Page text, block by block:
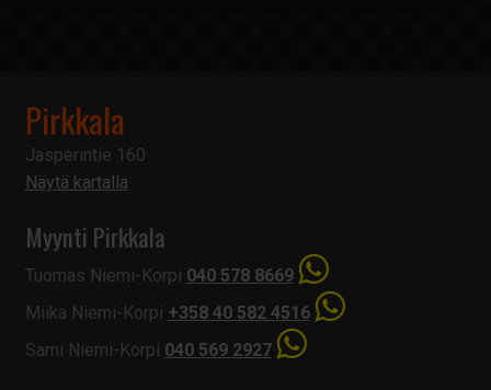
Pirkkala
Jasperintie 160
Näytä kartalla
Myynti Pirkkala
Tuomas Niemi-Korpi 040 578 8669
Miika Niemi-Korpi +358 40 582 4516
Sami Niemi-Korpi 040 569 2927